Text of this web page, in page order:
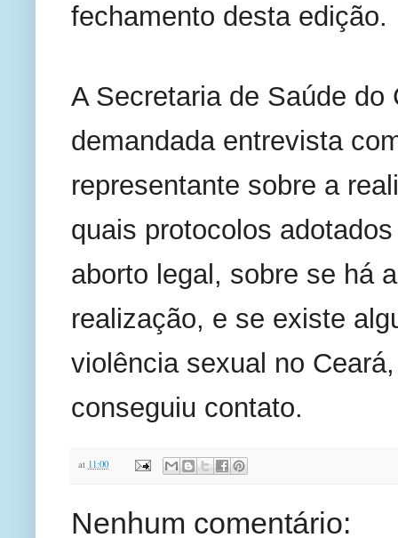
fechamento desta edição.
A Secretaria de Saúde
demandada entrevista
representante sobre a
quais protocolos
aborto legal, sobre se há
realização, e se existe
violência sexual no
conseguiu contato.
at 11:00
Nenhum comentário: